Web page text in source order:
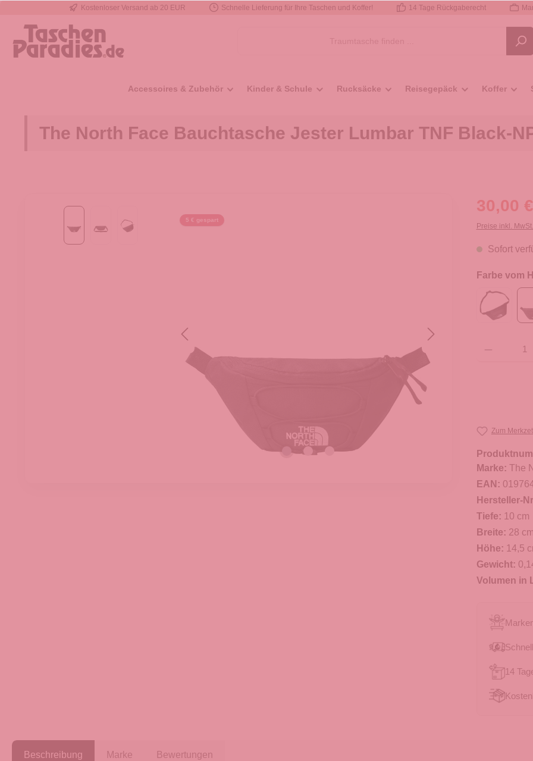
Zur Hauptnavigation springen
Kostenloser Versand ab 20 EUR Schnelle Lieferung für Ihre Taschen und Koffer! 14 Tage Rückgaberecht
Accessoires & Zubehör Kinder & Schule Rucksäcke Reisegepäck Koffer
The North Face Bauchtasche Jester Lumbar TNF Black-
5 € gespart
30,00
Preise inkl.
Sofort
Farbe vom
Zum
Marke: The
EAN:
Hersteller-
Tiefe: 10 cm
Breite: 28 cm
Höhe: 14,5
Gewicht:
Volumen in
14
Beschreibung Marke Bewertungen